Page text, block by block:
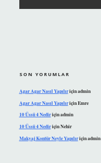
SON YORUMLAR
Agar Agar Nasıl Yapılıriçinadmin
Agar Agar Nasıl YapılıriçinEmre
10 Üssü 4 Nediriçinadmin
10 Üssü 4 NediriçinNehir
Makyaj Kontür Neyle Yapılıriçinadmin